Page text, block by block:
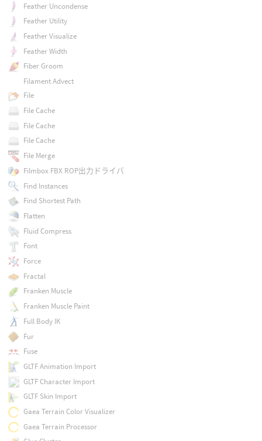
Feather Uncondense
Feather Utility
Feather Visualize
Feather Width
Fiber Groom
Filament Advect
File
File Cache
File Cache
File Cache
File Merge
Filmbox FBX ROP出力ドライバ
Find Instances
Find Shortest Path
Flatten
Fluid Compress
Font
Force
Fractal
Franken Muscle
Franken Muscle Paint
Full Body IK
Fur
Fuse
GLTF Animation Import
GLTF Character Import
GLTF Skin Import
Gaea Terrain Color Visualizer
Gaea Terrain Processor